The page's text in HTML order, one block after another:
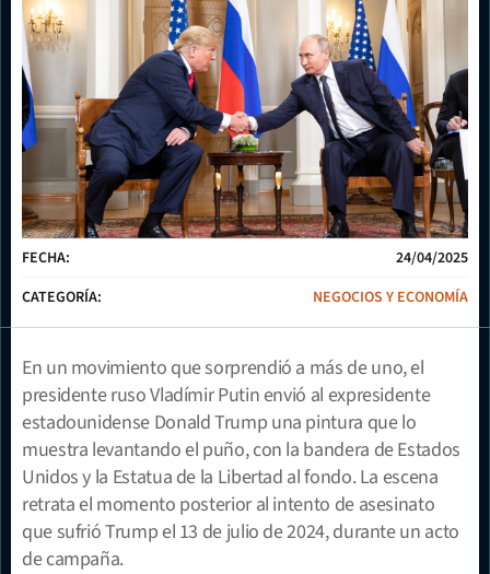
FECHA:
24/04/2025
CATEGORÍA:
NEGOCIOS Y ECONOMÍA
En un movimiento que sorprendió a más de uno, el
presidente ruso Vladímir Putin envió al expresidente
estadounidense Donald Trump una pintura que lo
muestra levantando el puño, con la bandera de Estados
Unidos y la Estatua de la Libertad al fondo. La escena
retrata el momento posterior al intento de asesinato
que sufrió Trump el 13 de julio de 2024, durante un acto
de campaña.